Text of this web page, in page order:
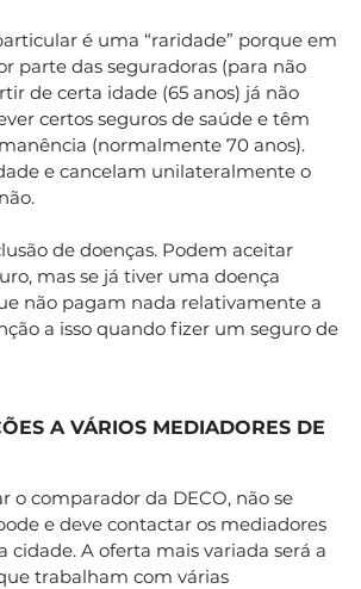
é uma “raridade” porque em
parte das seguradoras (para não
de certa idade (65 anos) já não
certos seguros de saúde e têm
(normalmente 70 anos).
e cancelam unilateralmente o
de doenças. Podem aceitar
mas se já tiver uma doença
não pagam nada relativamente a
a isso quando fizer um seguro de
A VÁRIOS MEDIADORES DE
o comparador da DECO, não se
e deve contactar os mediadores
cidade. A oferta mais variada será a
trabalham com várias